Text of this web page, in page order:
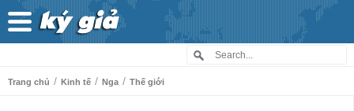
Trang chủ / Kinh tế / Nga / Thế giới